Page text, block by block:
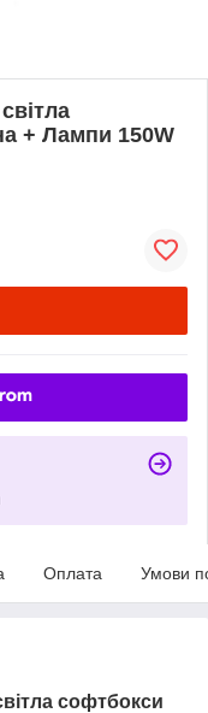
+ Лампи 150W
Оплата Умови
софтбокси